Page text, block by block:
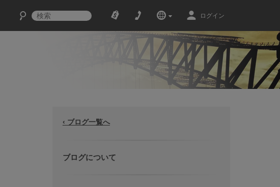
ログイン
‹ ブログ一覧へ
ブログについて